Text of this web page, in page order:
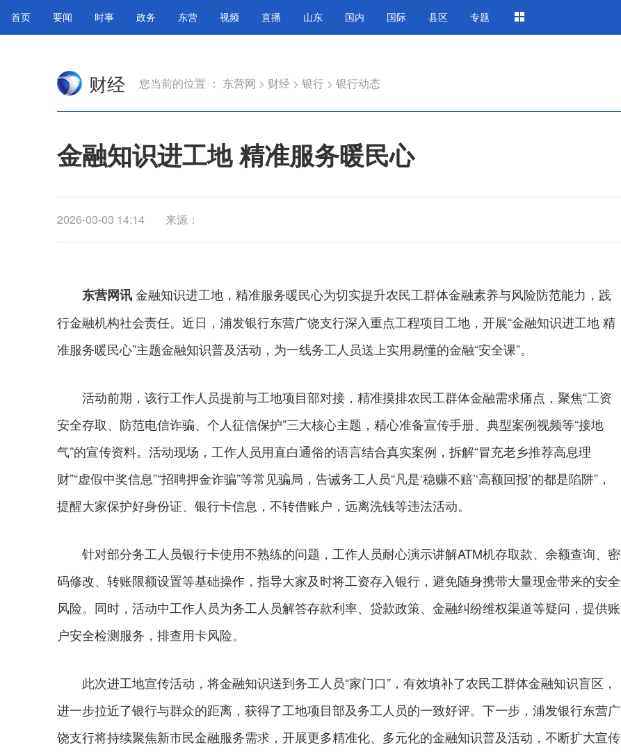
首页 要闻 时事 政务 东营 视频 直播 山东 国内 国际 县区 专题
财经 您当前的位置 ： 东营网 > 财经 > 银行 > 银行动态
金融知识进工地 精准服务暖民心
2026-03-03 14:14 来源：
东营网讯金融知识进工地，精准服务暖民心为切实提升农民工群体金融素养与风险防范能力，践
行金融机构社会责任。近日，浦发银行东营广饶支行深入重点工程项目工地，开展“金融知识进工地 精
准服务暖民心”主题金融知识普及活动，为一线务工人员送上实用易懂的金融“安全课”。
活动前期，该行工作人员提前与工地项目部对接，精准摸排农民工群体金融需求痛点，聚焦“工资
安全存取、防范电信诈骗、个人征信保护”三大核心主题，精心准备宣传手册、典型案例视频等“接地
气”的宣传资料。活动现场，工作人员用直白通俗的语言结合真实案例，拆解“冒充老乡推荐高息理
财”“虚假中奖信息”“招聘押金诈骗”等常见骗局，告诫务工人员“凡是‘稳赚不赔’‘高额回报’的都是陷阱”，
提醒大家保护好身份证、银行卡信息，不转借账户，远离洗钱等违法活动。
针对部分务工人员银行卡使用不熟练的问题，工作人员耐心演示讲解ATM机存取款、余额查询、密
码修改、转账限额设置等基础操作，指导大家及时将工资存入银行，避免随身携带大量现金带来的安全
风险。同时，活动中工作人员为务工人员解答存款利率、贷款政策、金融纠纷维权渠道等疑问，提供账
户安全检测服务，排查用卡风险。
此次进工地宣传活动，将金融知识送到务工人员“家门口”，有效填补了农民工群体金融知识盲区，
进一步拉近了银行与群众的距离，获得了工地项目部及务工人员的一致好评。下一步，浦发银行东营广
饶支行将持续聚焦新市民金融服务需求，开展更多精准化、多元化的金融知识普及活动，不断扩大宣传